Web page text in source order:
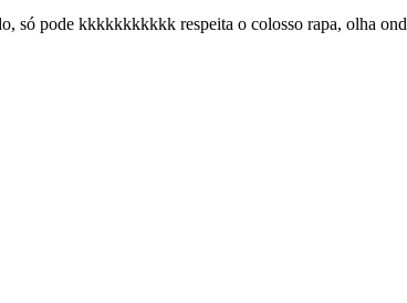
só pode kkkkkkkkkkk respeita o colosso rapa, olha